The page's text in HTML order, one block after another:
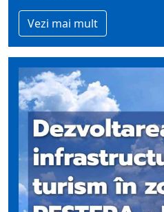
Vezi mai mult